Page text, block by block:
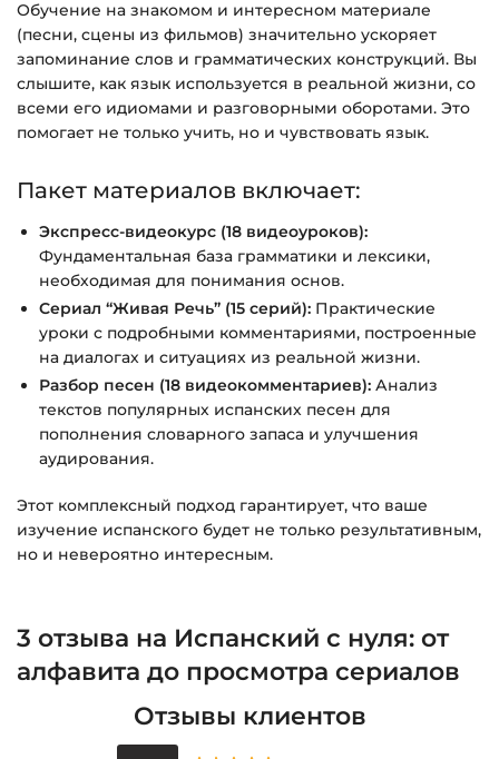
Вопросы?Пишите на info@siluette.com.uaили в
чат на сайте.
Обучение на знакомом и интересном материале
(песни, сцены из фильмов) значительно ускоряет
запоминание слов и грамматических конструкций. Вы
слышите, как язык используется в реальной жизни, со
всеми его идиомами и разговорными оборотами. Это
помогает не только учить, но и чувствовать язык.
Пакет материалов включает:
Экспресс-видеокурс (18 видеоуроков):
Фундаментальная база грамматики и лексики,
необходимая для понимания основ.
Сериал “Живая Речь” (15 серий): Практические
уроки с подробными комментариями, построенные
на диалогах и ситуациях из реальной жизни.
Разбор песен (18 видеокомментариев): Анализ
текстов популярных испанских песен для
пополнения словарного запаса и улучшения
аудирования.
Этот комплексный подход гарантирует, что ваше
изучение испанского будет не только результативным,
но и невероятно интересным.
3 отзыва на Испанский с нуля: от
алфавита до просмотра сериалов
Отзывы клиентов